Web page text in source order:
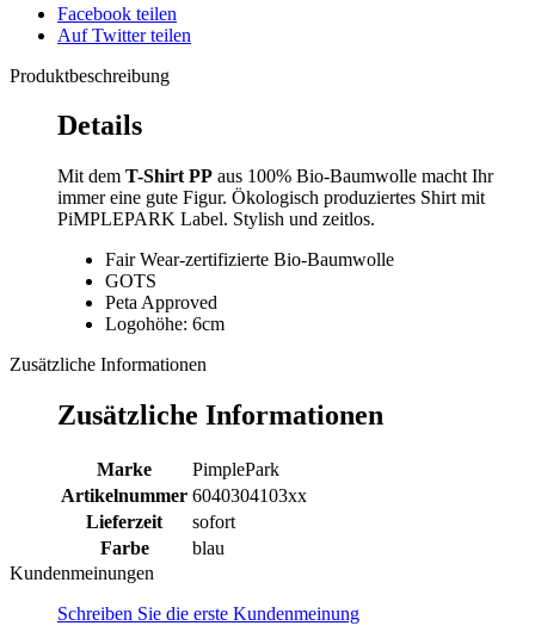
Facebook teilen
Auf Twitter teilen
Produktbeschreibung
Details
Mit dem T-Shirt PP aus 100% Bio-Baumwolle macht Ihr
immer eine gute Figur. Ökologisch produziertes Shirt mit
PiMPLEPARK Label. Stylish und zeitlos.
Fair Wear-zertifizierte Bio-Baumwolle
GOTS
Peta Approved
Logohöhe: 6cm
Zusätzliche Informationen
Zusätzliche Informationen
Marke
PimplePark
Artikelnummer 6040304103xx
Lieferzeit
sofort
Farbe
blau
Kundenmeinungen
Schreiben Sie die erste Kundenmeinung